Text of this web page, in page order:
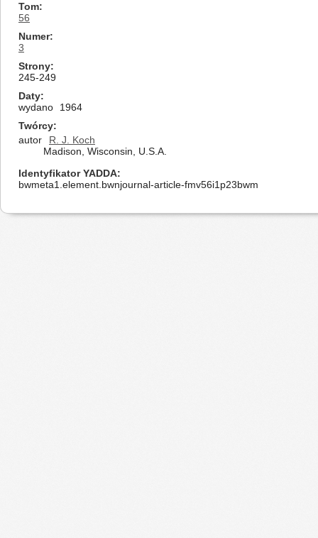
Tom
56
Numer
3
Strony
245-249
Daty
wydano
1964
Twórcy
autor
R. J. Koch
Madison, Wisconsin, U.S.A.
Identyfikator YADDA
bwmeta1.element.bwnjournal-article-fmv56i1p23bwm